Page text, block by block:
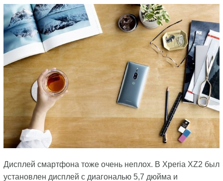
Дисплей смартфона тоже очень неплох. В Xperia XZ2 был
установлен дисплей с диагональю 5,7 дюйма и